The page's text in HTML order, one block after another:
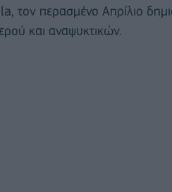
τον περασμένο Απρίλιο
και αναψυκτικών.